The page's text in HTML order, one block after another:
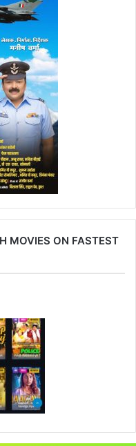
MOVIES ON FASTEST